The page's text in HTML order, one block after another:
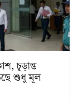
চূড়ান্ত
শুধু মূল